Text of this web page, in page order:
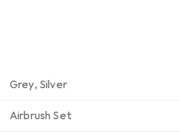
Grey, Silver
Airbrush Set